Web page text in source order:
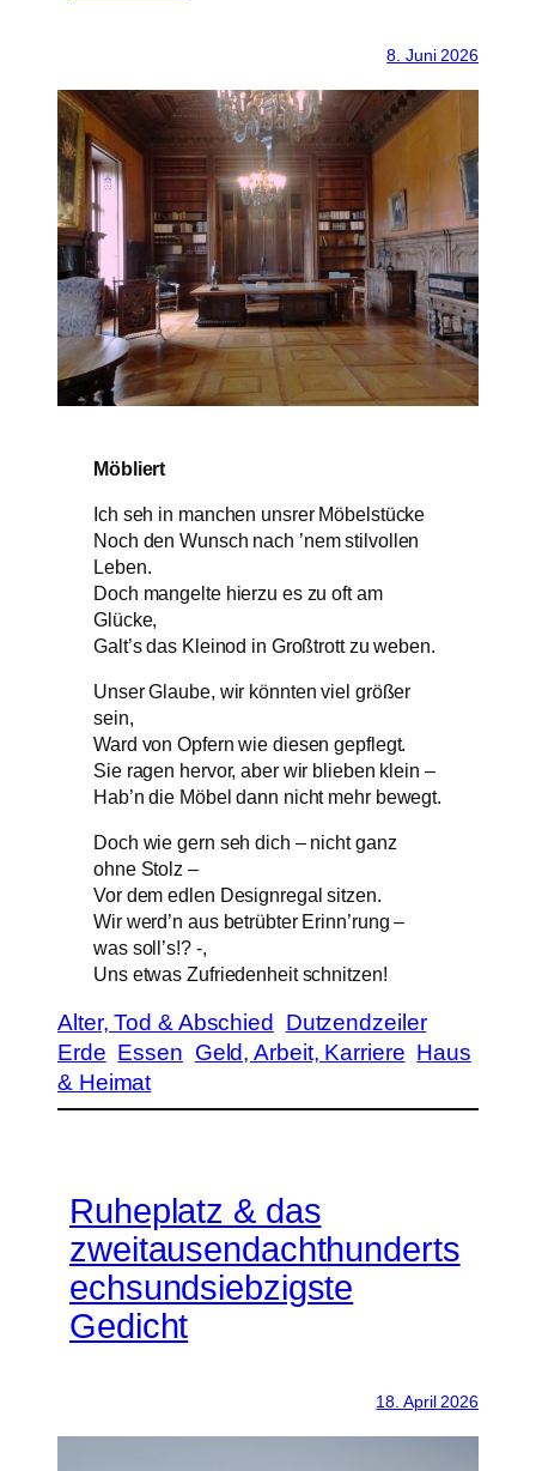
8. Juni 2026
Möbliert
Ich seh in manchen unsrer Möbelstücke
Noch den Wunsch nach ’nem stilvollen
Leben.
Doch mangelte hierzu es zu oft am
Glücke,
Galt’s das Kleinod in Großtrott zu weben.
Unser Glaube, wir könnten viel größer
sein,
Ward von Opfern wie diesen gepflegt.
Sie ragen hervor, aber wir blieben klein –
Hab’n die Möbel dann nicht mehr bewegt.
Doch wie gern seh dich – nicht ganz
ohne Stolz –
Vor dem edlen Designregal sitzen.
Wir werd’n aus betrübter Erinn’rung –
was soll’s!? -,
Uns etwas Zufriedenheit schnitzen!
Alter, Tod & Abschied Dutzendzeiler
Erde Essen Geld, Arbeit, Karriere Haus
& Heimat
Ruheplatz & das
zweitausendachthunderts
echsundsiebzigste
Gedicht
18. April 2026